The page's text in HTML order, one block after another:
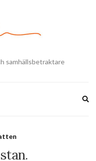
samhällsbetraktare